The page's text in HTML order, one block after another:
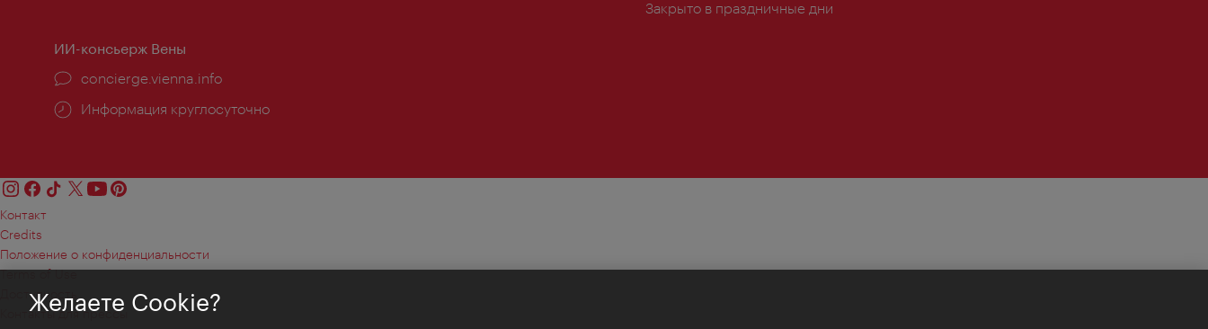
Закрыто в праздничные дни
ИИ-консьерж Вены
concierge.vienna.info
Информация круглосуточно
Контакт
Credits
Положение о конфиденциальности
Terms of Use
Доступность
Контакты для прессы
Желаете Cookie?